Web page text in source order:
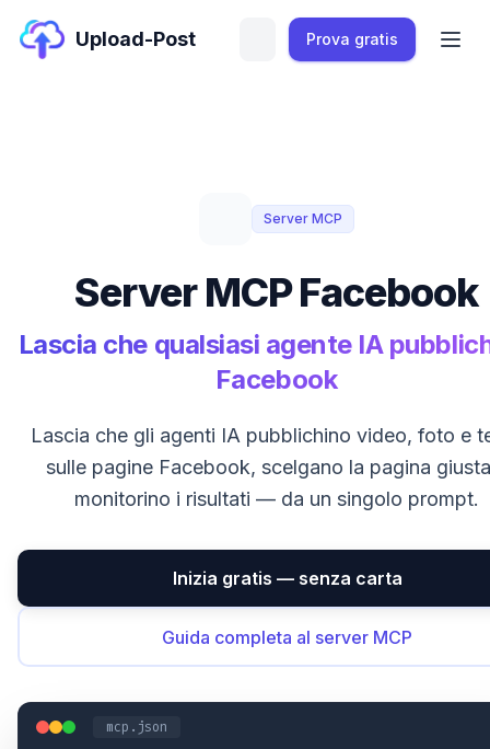
Upload-Post Prova gratis
Server MCP
Server MCP Facebook
Lascia che qualsiasi agente IA
Facebook
Lascia che gli agenti IA pubblichino video, foto e
sulle pagine Facebook, scelgano la pagina
monitorino i risultati — da un singolo prompt.
Inizia gratis — senza carta
Guida completa al server MCP
mcp.json